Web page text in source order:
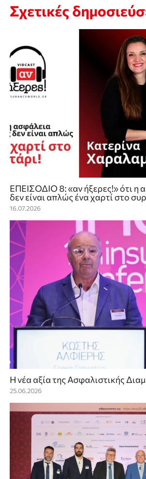
Σχετικές
ΕΠΕΙΣΟΔΙΟ 8: «αν ήξερες!» ότι η
δεν είναι απλώς ένα χαρτί στο
16.07.2026
Η νέα αξία της Ασφαλιστικής
25.06.2026